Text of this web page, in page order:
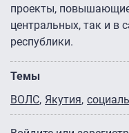
проекты,
центральных, так и в
республики.
Темы
ВОЛС Якутия